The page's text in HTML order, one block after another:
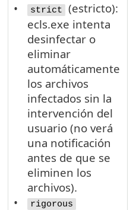
strict (estricto):
ecls.exe intenta
desinfectar o
eliminar
automáticamente
los archivos
infectados sin la
intervención del
usuario (no verá
una notificación
antes de que se
eliminen los
archivos).
rigorous